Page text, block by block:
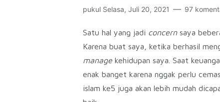
pukul Selasa, Juli 20, 2021 97
Satu hal yang jadi concern saya
Karena buat saya, ketika berhasil
manage kehidupan saya. Saat
enak banget karena nggak perlu
islam ke5 juga akan lebih mudah